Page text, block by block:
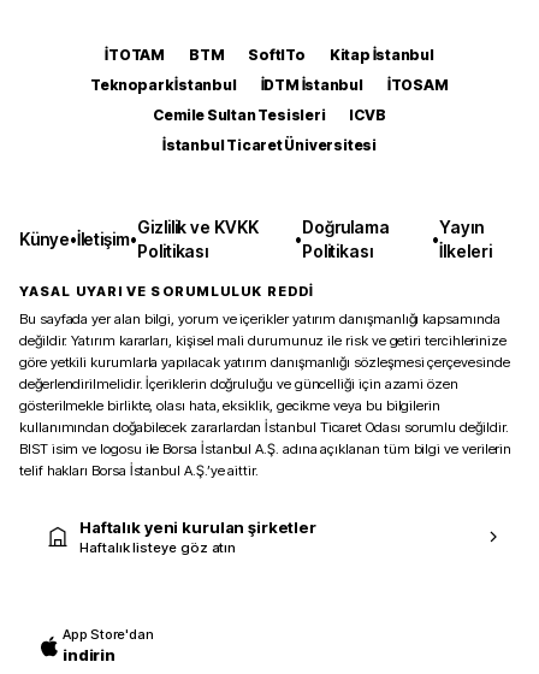
İTOTAM BTM SoftITo
Kitap İstanbul
Teknopark İstanbul
İDTM İstanbul
İTOSAM
Cemile Sultan Tesisleri
ICVB
İstanbul Ticaret Üniversitesi
Künye•İletişim•
Gizlilik ve KVKK
Politikası
•
Doğrulama
Politikası
•
Yayın
İlkeleri
YASAL UYARI VE SORUMLULUK REDDİ
Bu sayfada yer alan bilgi, yorum ve içerikler yatırım danışmanlığı kapsamında
değildir. Yatırım kararları, kişisel mali durumunuz ile risk ve getiri tercihlerinize
göre yetkili kurumlarla yapılacak yatırım danışmanlığı sözleşmesi çerçevesinde
değerlendirilmelidir. İçeriklerin doğruluğu ve güncelliği için azami özen
gösterilmekle birlikte, olası hata, eksiklik, gecikme veya bu bilgilerin
kullanımından doğabilecek zararlardan İstanbul Ticaret Odası sorumlu değildir.
BIST isim ve logosu ile Borsa İstanbul A.Ş. adına açıklanan tüm bilgi ve verilerin
telif hakları Borsa İstanbul A.Ş.’ye aittir.
Haftalık yeni kurulan şirketler
Haftalık listeye göz atın
App Store'dan
indirin